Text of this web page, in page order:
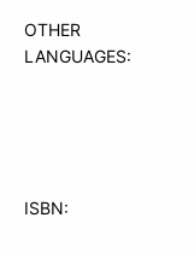
OTHER
LANGUAGES:
ISBN: